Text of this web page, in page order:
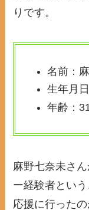
りです。
名前：
生年月
年齢：
麻野七奈未さ
ー経験者とい
応援に行った